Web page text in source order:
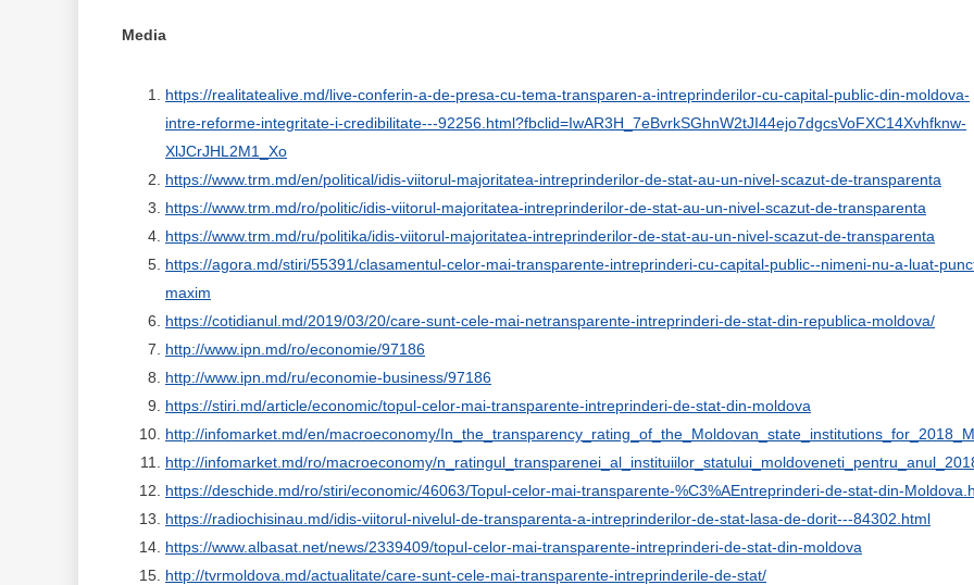
Media
https://realitatealive.md/live-conferin-a-de-presa-cu-tema-transparen-a-intreprinderilor-cu-capital-public-din-moldova-
intre-reforme-integritate-i-credibilitate---92256.html?fbclid=IwAR3H_7eBvrkSGhnW2tJI44ejo7dgcsVoFXC14Xvhfknw-
XlJCrJHL2M1_Xo
https://www.trm.md/en/political/idis-viitorul-majoritatea-intreprinderilor-de-stat-au-un-nivel-scazut-de-transparenta
https://www.trm.md/ro/politic/idis-viitorul-majoritatea-intreprinderilor-de-stat-au-un-nivel-scazut-de-transparenta
https://www.trm.md/ru/politika/idis-viitorul-majoritatea-intreprinderilor-de-stat-au-un-nivel-scazut-de-transparenta
https://agora.md/stiri/55391/clasamentul-celor-mai-transparente-intreprinderi-cu-capital-public--nimeni-nu-a-luat-
maxim
https://cotidianul.md/2019/03/20/care-sunt-cele-mai-netransparente-intreprinderi-de-stat-din-republica-moldova/
http://www.ipn.md/ro/economie/97186
http://www.ipn.md/ru/economie-business/97186
https://stiri.md/article/economic/topul-celor-mai-transparente-intreprinderi-de-stat-din-moldova
http://infomarket.md/en/macroeconomy/
http://infomarket.md/ro/macroeconomy/
https://deschide.md/ro/stiri/economic/46063/Topul-celor-mai-transparente-%C3%AEntreprinderi-de-stat-din-
https://radiochisinau.md/idis-viitorul-nivelul-de-transparenta-a-intreprinderilor-de-stat-lasa-de-dorit---84302.html
https://www.albasat.net/news/2339409/topul-celor-mai-transparente-intreprinderi-de-stat-din-moldova
http://tvrmoldova.md/actualitate/care-sunt-cele-mai-transparente-intreprinderile-de-stat/